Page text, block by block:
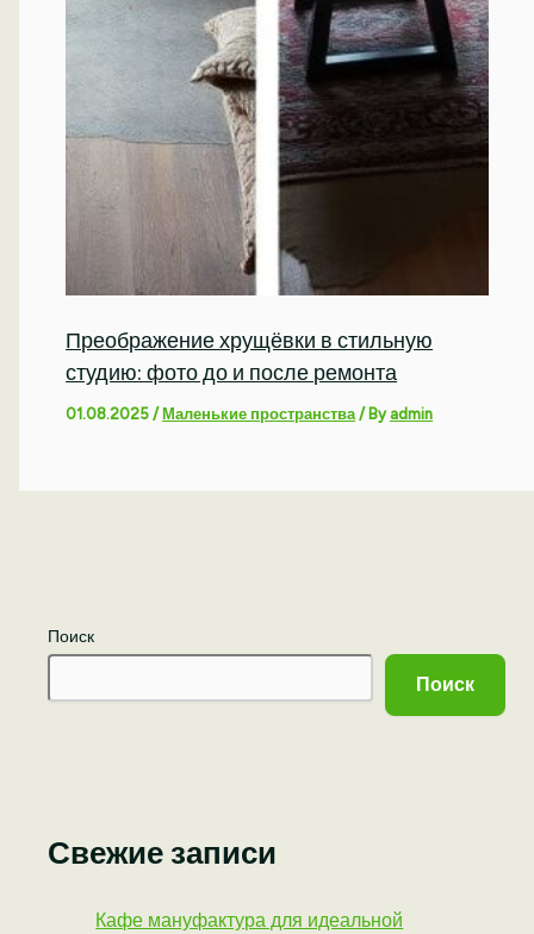
Поиск
Поиск
Свежие записи
Кафе мануфактура для идеальной
Преображение хрущёвки в стильную
студию: фото до и после ремонта
01.08.2025/ Маленькие пространства / Byadmin